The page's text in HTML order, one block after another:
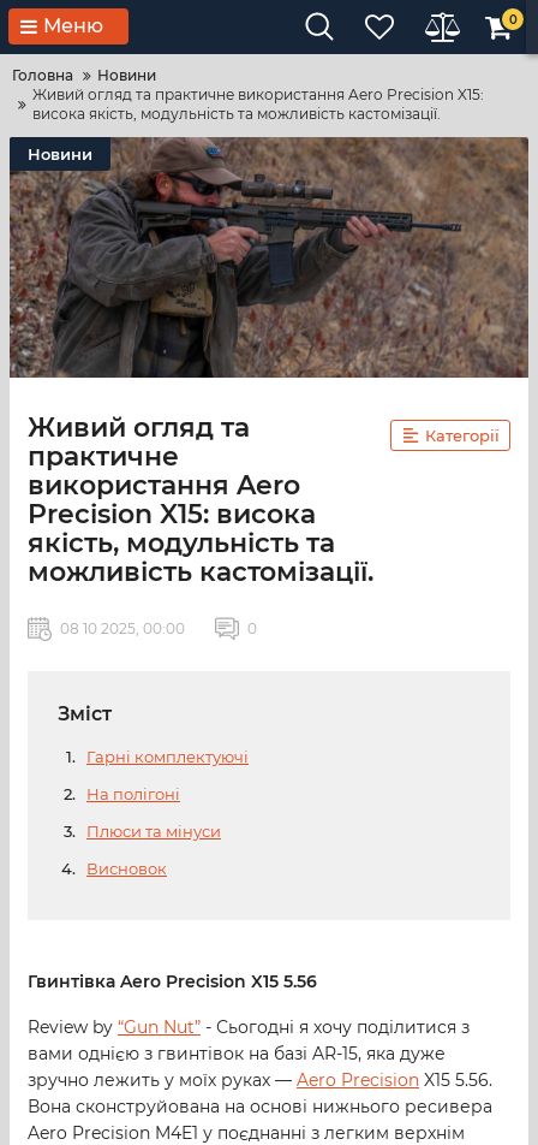
Меню 0
Головна
Новини
Живий огляд та практичне використання Aero Precision X15:
висока якість, модульність та можливість кастомізації.
Новини
Живий огляд та
практичне
використання Aero
Precision X15: висока
якість, модульність та
можливість кастомізації.
Категорії
08 10 2025, 00:00 0
Зміст
Гарні комплектуючі
На полігоні
Плюси та мінуси
Висновок
Гвинтівка Aero Precision X15 5.56
Review by “Gun Nut” - Сьогодні я хочу поділитися з
вами однією з гвинтівок на базі AR-15, яка дуже
зручно лежить у моїх руках — Aero Precision X15 5.56.
Вона сконструйована на основі нижнього ресивера
Aero Precision M4E1 у поєднанні з легким верхнім